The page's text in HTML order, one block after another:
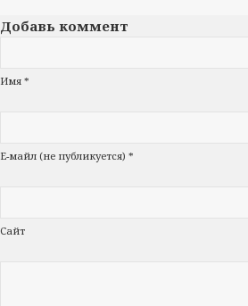
Добавь коммент
Имя *
Е-майл (не публикуется) *
Сайт